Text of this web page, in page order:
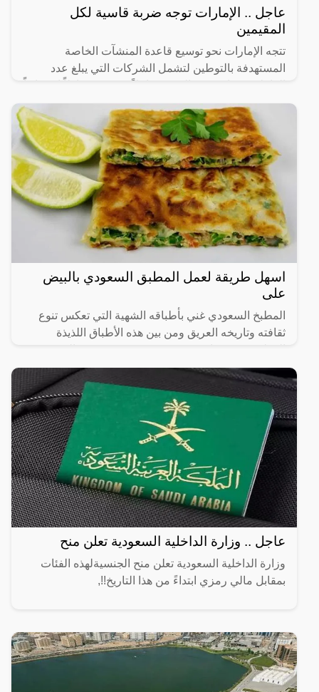
عاجل .. الإمارات توجه ضربة قاسية لكل
المقيمين
تتجه الإمارات نحو توسيع قاعدة المنشآت الخاصة
المستهدفة بالتوطين لتشمل الشركات التي يبلغ عدد
رئيساً تم
اسهل طريقة لعمل المطبق السعودي بالبيض
على
المطبخ السعودي غني بأطباقه الشهية التي تعكس تنوع
ثقافته وتاريخه العريق ومن بين هذه الأطباق اللذيذة
واللحم المفروم
عاجل .. وزارة الداخلية السعودية تعلن منح
وزارة الداخلية السعودية تعلن منح الجنسيةلهذه الفئات
بمقابل مالي رمزي ابتداءً من هذا التاريخ!!,